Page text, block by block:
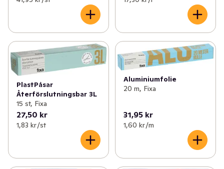
PlastPåsar
Återförslutningsbar 3L
15 st, Fixa
27,50 kr
1,83 kr /st
Aluminiumfolie
20 m, Fixa
31,95 kr
1,60 kr /m